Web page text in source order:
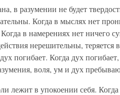
в разумении не будет
Когда в мыслях нет
в намерениях нет ничего
нерешительны, теряется
погибает. Когда дух
воля, ум и дух
лежит в упокоении себя.